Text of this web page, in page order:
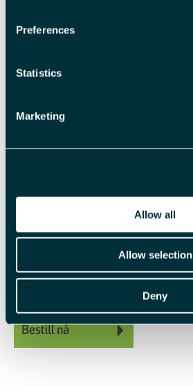
Preferences
Statistics
Marketing
Allow all
Allow selection
Deny
delvis tilgjengelig for rullestolbrukere